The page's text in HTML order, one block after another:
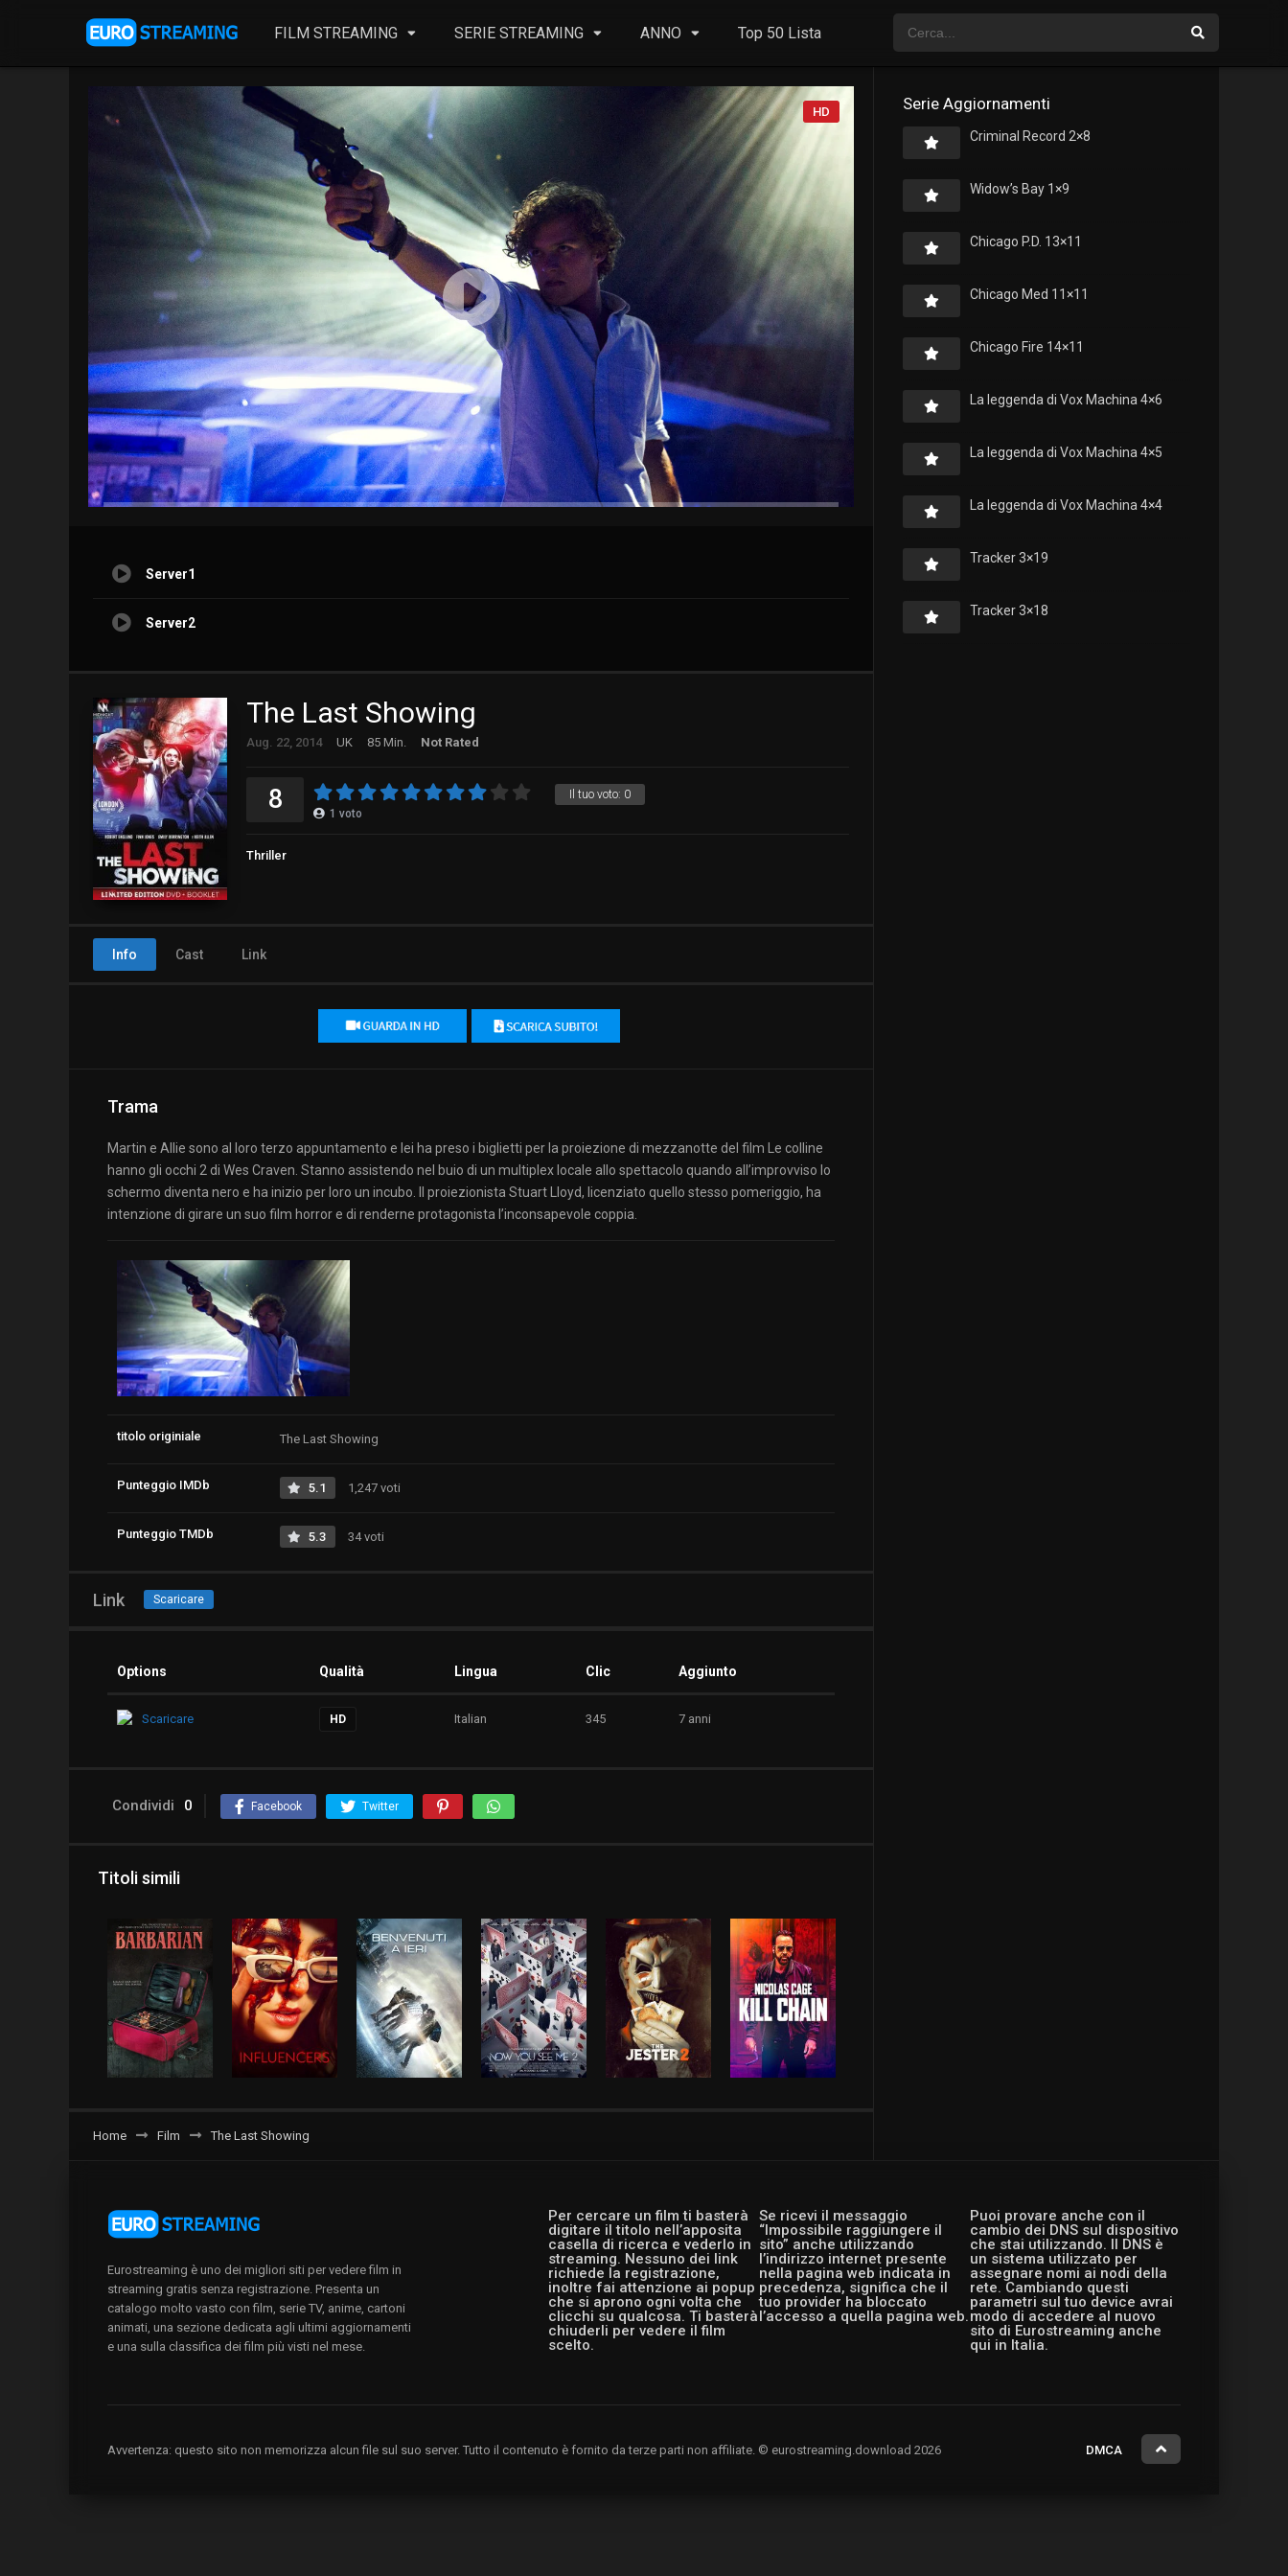
FILM STREAMING SERIE STREAMING ANNO Top 50 Lista
HD
Server1
Server2
The Last Showing
Aug. 22, 2014 UK 85 Min. Not Rated
Il tuo voto: 0
8 1 voto
Thriller
Info Cast Link
Trama
Martin e Allie sono al loro terzo appuntamento e lei ha preso i biglietti per la proiezione di mezzanotte del film Le colline
hanno gli occhi 2 di Wes Craven. Stanno assistendo nel buio di un multiplex locale allo spettacolo quando all’improvviso lo
schermo diventa nero e ha inizio per loro un incubo. Il proiezionista Stuart Lloyd, licenziato quello stesso pomeriggio, ha
intenzione di girare un suo film horror e di renderne protagonista l’inconsapevole coppia.
titolo originiale The Last Showing
Punteggio IMDb 5.1 1,247 voti
Punteggio TMDb 5.3 34 voti
Link Scaricare
Options Qualità Lingua Clic Aggiunto
Scaricare HD Italian 345 7 anni
Condividi 0 Facebook Twitter
Titoli simili
Home Film The Last Showing
Serie Aggiornamenti
Criminal Record 2×8
Widow’s Bay 1×9
Chicago P.D. 13×11
Chicago Med 11×11
Chicago Fire 14×11
La leggenda di Vox Machina 4×6
La leggenda di Vox Machina 4×5
La leggenda di Vox Machina 4×4
Tracker 3×19
Tracker 3×18
Per cercare un film ti basterà
digitare il titolo nell’apposita
casella di ricerca e vederlo in
streaming. Nessuno dei link
richiede la registrazione,
inoltre fai attenzione ai popup
che si aprono ogni volta che
clicchi su qualcosa. Ti basterà
chiuderli per vedere il film
scelto.
Se ricevi il messaggio
“Impossibile raggiungere il
sito” anche utilizzando
l’indirizzo internet presente
nella pagina web indicata in
precedenza, significa che il
tuo provider ha bloccato
l’accesso a quella pagina web.
Puoi provare anche con il
cambio dei DNS sul dispositivo
che stai utilizzando. Il DNS è
un sistema utilizzato per
assegnare nomi ai nodi della
rete. Cambiando questi
parametri sul tuo device avrai
modo di accedere al nuovo
sito di Eurostreaming anche
qui in Italia.
Eurostreaming è uno dei migliori siti per vedere film in
streaming gratis senza registrazione. Presenta un
catalogo molto vasto con film, serie TV, anime, cartoni
animati, una sezione dedicata agli ultimi aggiornamenti
e una sulla classifica dei film più visti nel mese.
Avvertenza: questo sito non memorizza alcun file sul suo server. Tutto il contenuto è fornito da terze parti non affiliate. © eurostreaming.download 2026 DMCA